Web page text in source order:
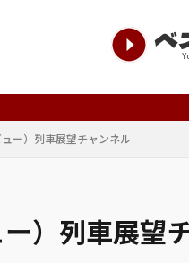
ー）列車展望チャンネル
）列車展望